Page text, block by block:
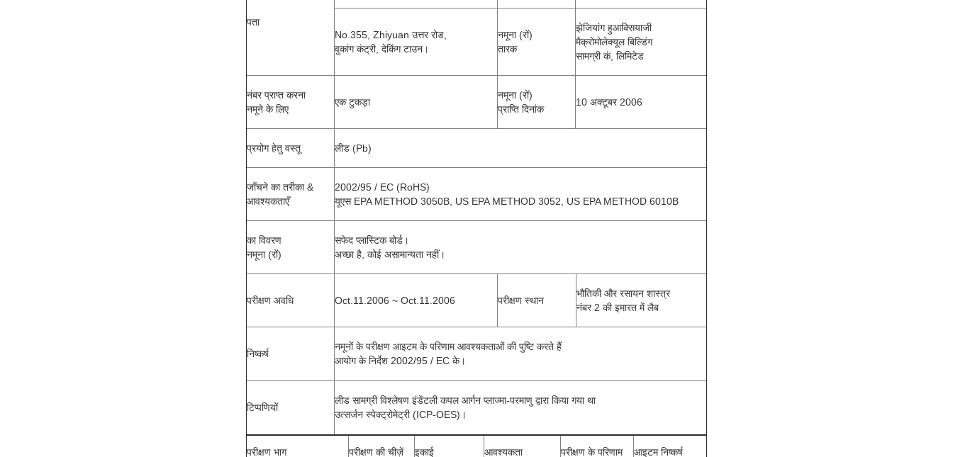
पता
No.355, Zhiyuan उत्तर रोड,
वुकांग कंट्री, देकिंग टाउन।
नमूना (रों)
तारक
झेजियांग हुआक्सियाजी
मैक्रोमोलेक्यूल बिल्डिंग
सामग्री कं, लिमिटेड
नंबर प्राप्त करना
नमूने के लिए
एक टुकड़ा
नमूना (रों)
प्राप्ति दिनांक
10 अक्टूबर 2006
प्रयोग हेतु वस्तू लीड (Pb)
जाँचने का तरीका &
आवश्यकताएँ
2002/95 / EC (RoHS)
यूएस EPA METHOD 3050B, US EPA METHOD 3052, US EPA METHOD 6010B
का विवरण
नमूना (रों)
सफेद प्लास्टिक बोर्ड।
अच्छा है, कोई असामान्यता नहीं।
परीक्षण अवधि Oct.11.2006 ~ Oct.11.2006 परीक्षण स्थान
भौतिकी और रसायन शास्त्र
नंबर 2 की इमारत में लैब
निष्कर्ष
नमूनों के परीक्षण आइटम के परिणाम आवश्यकताओं की पुष्टि करते हैं
आयोग के निर्देश 2002/95 / EC के।
टिप्पणियों
लीड सामग्री विश्लेषण इंडेंटली कपल आर्गन प्लाज्मा-परमाणु द्वारा किया गया था
उत्सर्जन स्पेक्ट्रोमेट्री (ICP-OES)।
परीक्षण भाग परीक्षण की चीज़ें इकाई आवश्यकता परीक्षण के परिणाम आइटम निष्कर्ष